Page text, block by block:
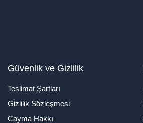
Güvenlik ve Gizlilik
Teslimat Şartları
Gizlilik Sözleşmesi
Cayma Hakkı